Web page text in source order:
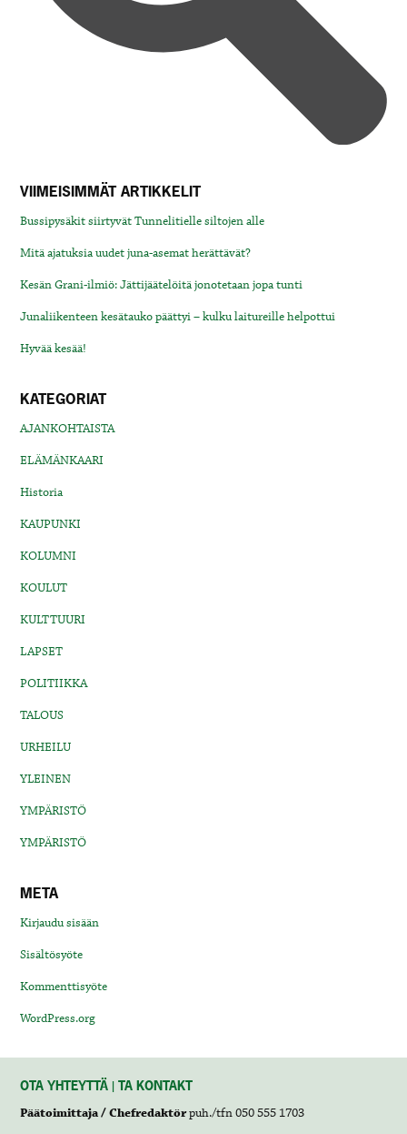
VIIMEISIMMÄT ARTIKKELIT
Bussipysäkit siirtyvät Tunnelitielle siltojen alle
Mitä ajatuksia uudet juna-asemat herättävät?
Kesän Grani-ilmiö: Jättijäätelöitä jonotetaan jopa tunti
Junaliikenteen kesätauko päättyi – kulku laitureille helpottui
Hyvää kesää!
KATEGORIAT
AJANKOHTAISTA
ELÄMÄNKAARI
Historia
KAUPUNKI
KOLUMNI
KOULUT
KULTTUURI
LAPSET
POLITIIKKA
TALOUS
URHEILU
YLEINEN
YMPÄRISTÖ
YMPÄRISTÖ
META
Kirjaudu sisään
Sisältösyöte
Kommenttisyöte
WordPress.org
OTA YHTEYTTÄ | TA KONTAKT
Päätoimittaja / Chefredaktörpuh./tfn 050 555 1703